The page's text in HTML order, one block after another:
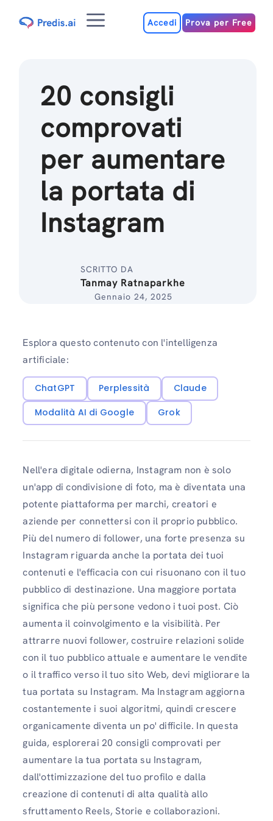
MenuAccedi Prova per Free
20 consigli
comprovati
per aumentare
la portata di
Instagram
SCRITTO DA
Tanmay Ratnaparkhe
Gennaio 24, 2025
Esplora questo contenuto con l'intelligenza
artificiale:
ChatGPT Perplessità
Claude
Modalità AI di Google
Grok
Nell'era digitale odierna, Instagram non è solo
un'app di condivisione di foto, ma è diventata una
potente piattaforma per marchi, creatori e
aziende per connettersi con il proprio pubblico.
Più del numero di follower, una forte presenza su
Instagram riguarda anche la portata dei tuoi
contenuti e l'efficacia con cui risuonano con il tuo
pubblico di destinazione. Una maggiore portata
significa che più persone vedono i tuoi post. Ciò
aumenta il coinvolgimento e la visibilità. Per
attrarre nuovi follower, costruire relazioni solide
con il tuo pubblico attuale e aumentare le vendite
o il traffico verso il tuo sito Web, devi migliorare la
tua portata su Instagram. Ma Instagram aggiorna
costantemente i suoi algoritmi, quindi crescere
organicamente diventa un po' difficile. In questa
guida, esplorerai 20 consigli comprovati per
aumentare la tua portata su Instagram,
dall'ottimizzazione del tuo profilo e dalla
creazione di contenuti di alta qualità allo
sfruttamento Reels, Storie e collaborazioni.